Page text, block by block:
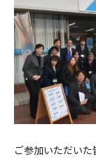
ご参加いただいた